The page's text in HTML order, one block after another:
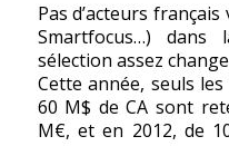
Pas d’acteurs
Smartfocus…)
sélection assez
Cette année, seuls
60 M$ de CA sont
M€, et en 2012, de